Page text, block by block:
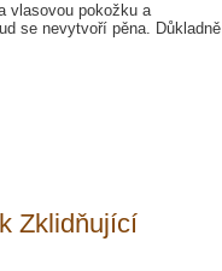
vlasovou pokožku a
se nevytvoří pěna. Důkladně
Zklidňující